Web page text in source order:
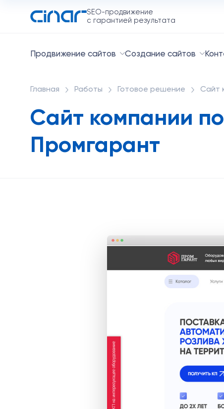
SEO-продвижение
с гарантией результата
Продвижение сайтов Создание сайтов
Главная Работы Готовое решение Сайт
Сайт компании
Промгарант